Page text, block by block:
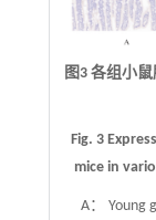
图3各组小鼠
Fig. 3
mice in
A： Young